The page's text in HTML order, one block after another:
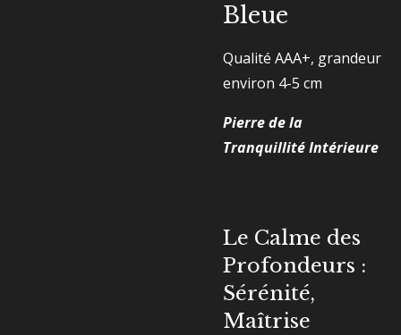
Bleue
Qualité AAA+, grandeur
environ 4-5 cm
Pierre de la
Tranquillité Intérieure
Le Calme des
Profondeurs :
Sérénité,
Maîtrise